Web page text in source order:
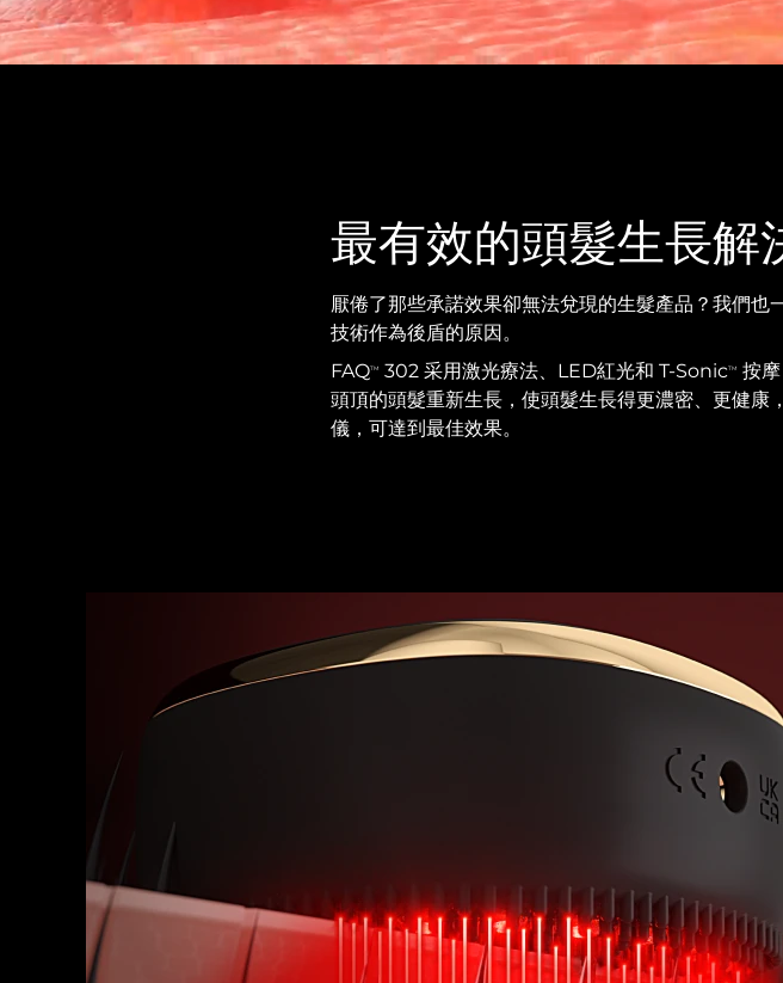
最有效的頭髮生長解
厭倦了那些承諾效果卻無法兌現的生髮產品？我們
技術作為後盾的原因。
FAQTM 302 采用激光療法、LED紅光和 T-SonicTM
按
頭頂的頭髮重新生長，使頭髮生長得更濃密、更健
儀，可達到最佳效果。
熱門產品
LUNA™ 4 套裝
LUNA™ 4 Plus
For men, anti-aging massage
LUNA™ 4 mini
For young skin, T-zone
BEAR™ 2 套裝
BEAR™ 2 go
Microcurrent line smoothing device
面部提拉護理
Premium anti-aging skincare
UFO™ 3 套裝
UFO™ 3 LED
UFO™ 3 mini
Red light therapy device for young skin
口腔護理
issa™ 4
issa™ 4 plus
issa™ 4 smile
Hybrid silicone sonic toothbrush
FAQ™ 抗老護理
FAQ™ 101
Clinical anti-aging
LED 護理
FAQ™ 201